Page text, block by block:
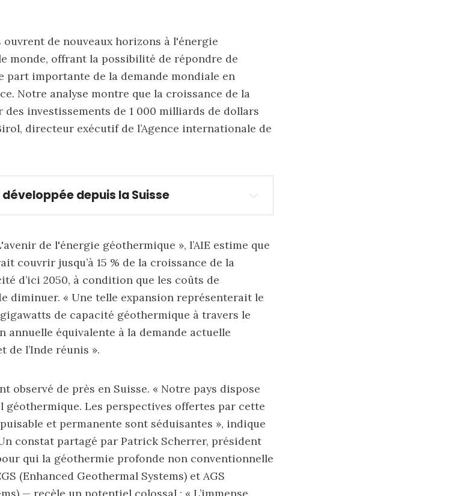
de nouveaux horizons à l'énergie
monde, offrant la possibilité de répondre de
part importante de la demande mondiale en
Notre analyse montre que la croissance de la
investissements de 1 000 milliards de dollars
directeur exécutif de l’Agence internationale de
développée depuis la Suisse
l’Office fédéral de l’énergie (OFEN)
dans nos pages Naomi
de l'énergie géothermique », l’AIE estime que
couvrir jusqu’à 15 % de la croissance de la
d’ici 2050, à condition que les coûts de
diminuer. « Une telle expansion représenterait le
de capacité géothermique à travers le
équivalente à la demande actuelle
de l’Inde réunis ».
observé de près en Suisse. « Notre pays dispose
Les perspectives offertes par cette
et permanente sont séduisantes », indique
constat partagé par Patrick Scherrer, président
qui la géothermie profonde non conventionnelle
(Enhanced Geothermal Systems) et AGS
— recèle un potentiel colossal : « L’immense